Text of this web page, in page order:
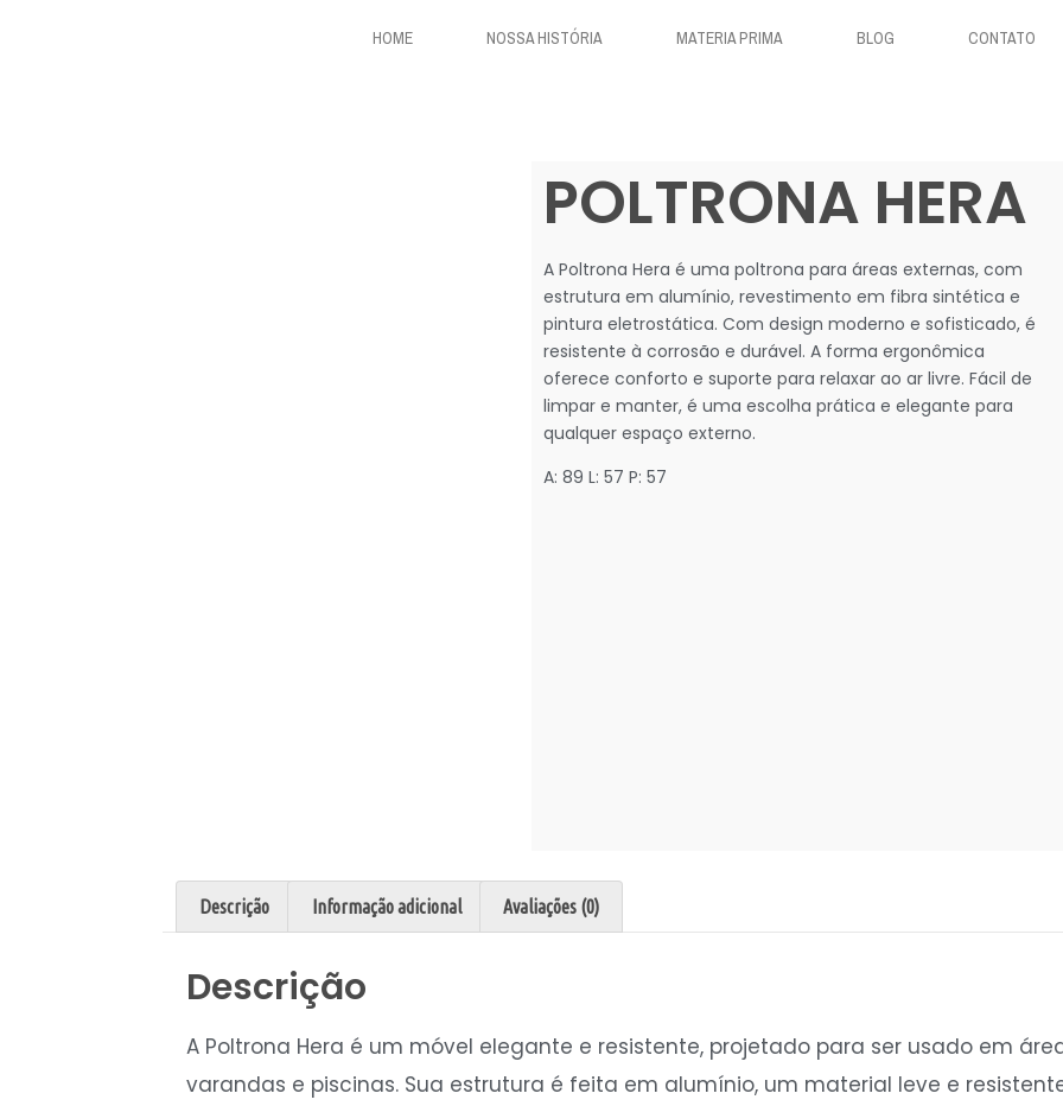
HOME NOSSA HISTÓRIA MATERIA PRIMA BLOG CONTATO
POLTRONA HERA
A Poltrona Hera é uma poltrona para áreas externas, com
estrutura em alumínio, revestimento em fibra sintética e
pintura eletrostática. Com design moderno e sofisticado, é
resistente à corrosão e durável. A forma ergonômica
oferece conforto e suporte para relaxar ao ar livre. Fácil de
limpar e manter, é uma escolha prática e elegante para
qualquer espaço externo.
A: 89 L: 57 P: 57
Descrição Informação adicional Avaliações (0)
Descrição
A Poltrona Hera é um móvel elegante e resistente, projetado para ser usado em
varandas e piscinas. Sua estrutura é feita em alumínio, um material leve e